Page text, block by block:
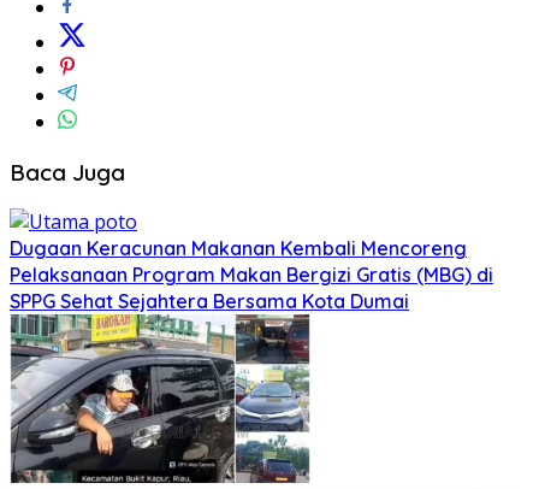
Baca Juga
Dugaan Keracunan Makanan Kembali Mencoreng
Pelaksanaan Program Makan Bergizi Gratis (MBG) di
SPPG Sehat Sejahtera Bersama Kota Dumai